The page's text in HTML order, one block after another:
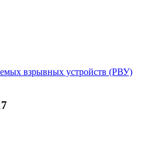
взрывных устройств (РВУ)